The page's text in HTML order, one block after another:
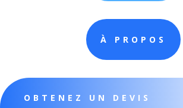
À PROPOS
OBTENEZ UN DEVIS